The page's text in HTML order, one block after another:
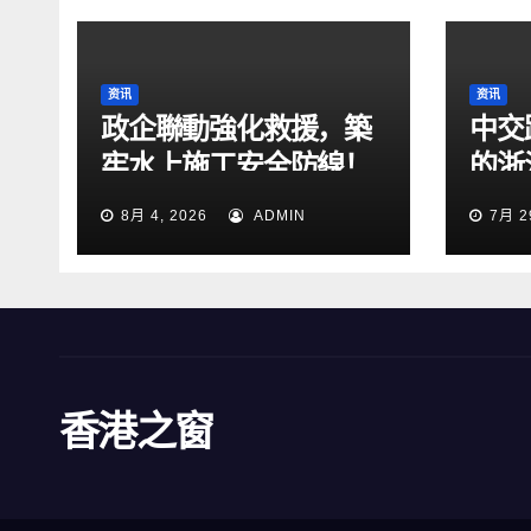
资讯
政企聯動強化救援，築
牢水上施工安全防線！
2026防汛暨水上搜救綜
8月 4, 2026 ADMIN
资讯
中
的
段交
7月
香港之窗